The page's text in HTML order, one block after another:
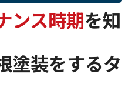
ンス時期を知
塗装をするタ